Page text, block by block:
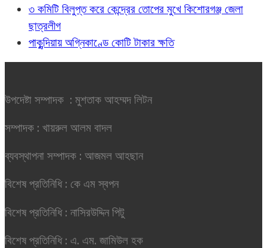
৩ কমিটি বিলুপ্ত করে কেন্দ্রের তোপের মুখে কিশোরগঞ্জ জেলা
ছাত্রলীগ
পাকুন্দিয়ায় অগ্নিকাণ্ডে কোটি টাকার ক্ষতি
উপদেষ্টা সম্পাদক : মুশতাক আহম্মদ লিটন
সম্পাদক : খায়রুল আলম বাদল
ব্যবস্থাপনা সম্পাদক : আজমল আহছান
বিশেষ প্রতিনিধি : কে এম স্বপন
বিশেষ প্রতিনিধি : নাসিরউদ্দিন পিটু
বিশেষ প্রতিনিধি : এ. এম. জামিউল হক